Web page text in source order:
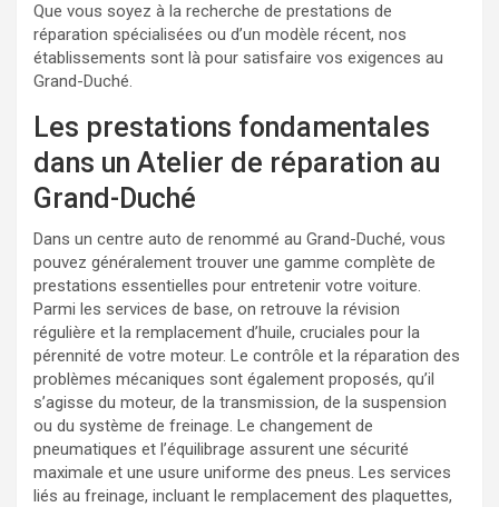
Que vous soyez à la recherche de prestations de
réparation spécialisées ou d’un modèle récent, nos
établissements sont là pour satisfaire vos exigences au
Grand-Duché.
Les prestations fondamentales
dans un Atelier de réparation au
Grand-Duché
Dans un centre auto de renommé au Grand-Duché, vous
pouvez généralement trouver une gamme complète de
prestations essentielles pour entretenir votre voiture.
Parmi les services de base, on retrouve la révision
régulière et la remplacement d’huile, cruciales pour la
pérennité de votre moteur. Le contrôle et la réparation des
problèmes mécaniques sont également proposés, qu’il
s’agisse du moteur, de la transmission, de la suspension
ou du système de freinage. Le changement de
pneumatiques et l’équilibrage assurent une sécurité
maximale et une usure uniforme des pneus. Les services
liés au freinage, incluant le remplacement des plaquettes,